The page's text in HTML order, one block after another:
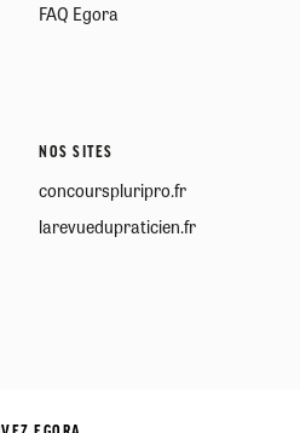
FAQ Egora
NOS SITES
concourspluripro.fr
larevuedupraticien.fr